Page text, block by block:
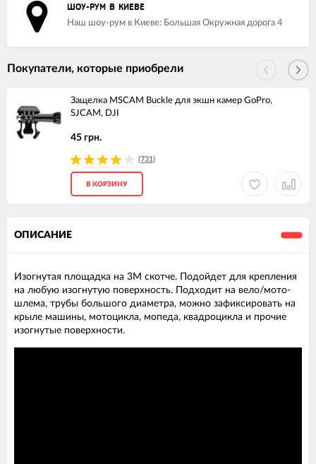
ШОУ-РУМ В КИЕВЕ
Наш шоу-рум в Киеве: Большая Окружная дорога 4
Покупатели, которые приобрели
Защелка MSCAM Buckle для экшн камер GoPro,
SJCAM, DJI
45 грн.
(731)
В КОРЗИНУ
ОПИСАНИЕ
Изогнутая площадка на 3М скотче. Подойдет для крепления
на любую изогнутую поверхность. Подходит на вело/мото-
шлема, трубы большого диаметра, можно зафиксировать на
крыле машины, мотоцикла, мопеда, квадроцикла и прочие
изогнутые поверхности.